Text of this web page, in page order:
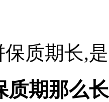
质期长,
质期那么